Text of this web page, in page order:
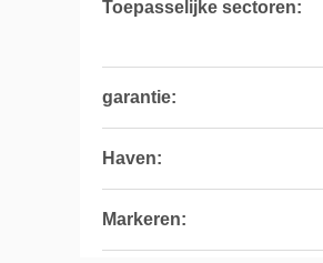
Toepasselijke sectoren:
garantie:
Haven:
Markeren: